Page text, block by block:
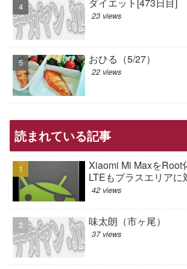
ダイエット[473日目]
23 views
おひる（5/27）
22 views
読まれている記事
Xiaomi Mi MaxをRoot
LTEもプラスエリアに
42 views
味太朗（市ヶ尾）
37 views